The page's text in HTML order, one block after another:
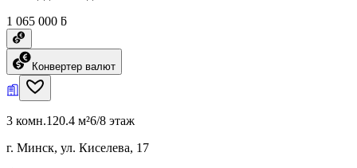
1 065 000 ƃ
Конвертер валют
3 комн.120.4 м²6/8 этаж
г. Минск, ул. Киселева, 17